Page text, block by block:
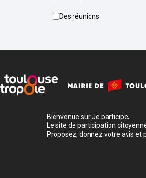
Des réunions
Bienvenue sur Je participe,
Le site de participation
Proposez, donnez votre avis et